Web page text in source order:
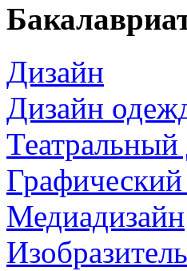
Дизайн
Дизайн
Театральный
Медиадизайн